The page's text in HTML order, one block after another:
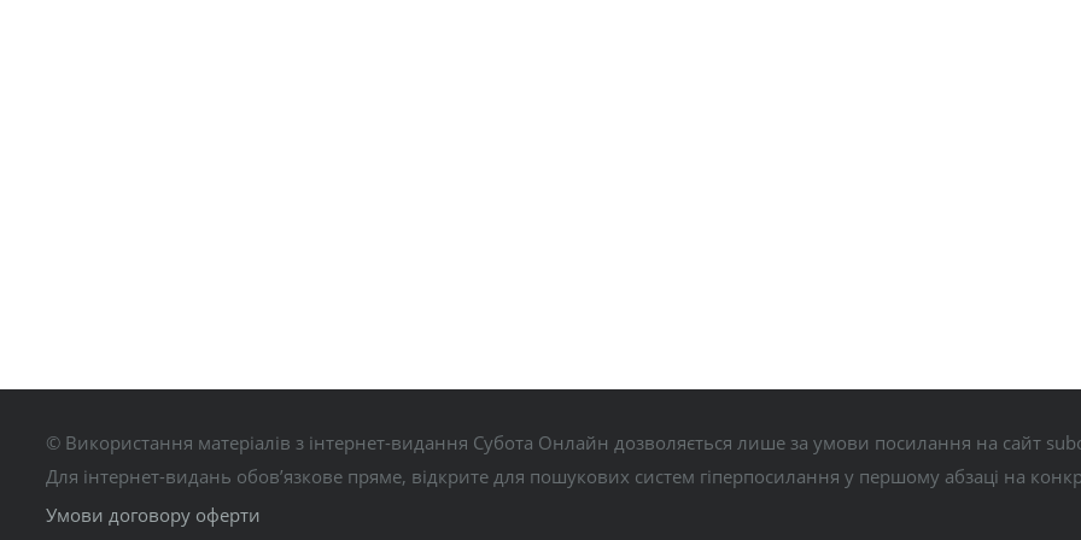
© Використання матеріалів з інтернет-видання Субота Онлайн дозволяється лише за умови посилання на сайт
Для інтернет-видань обов’язкове пряме, відкрите для пошукових систем гіперпосилання у першому абзаці на
Умови договору оферти